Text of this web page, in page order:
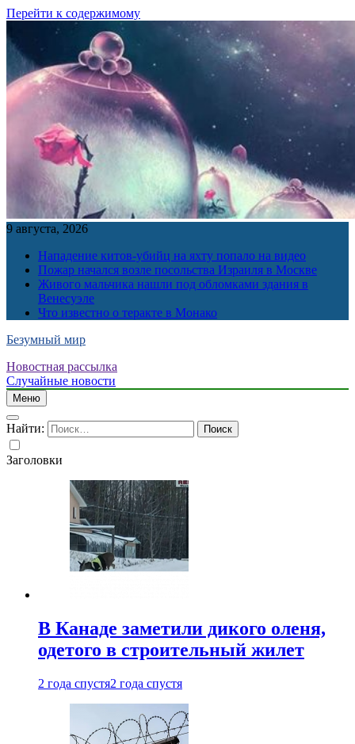
Перейти к содержимому
9 августа, 2026
Нападение китов-убийц на яхту попало на видео
Пожар начался возле посольства Израиля в Москве
Живого мальчика нашли под обломками здания в
Венесуэле
Что известно о теракте в Монако
Безумный мир
Новостная рассылка
Случайные новости
Меню
Найти:
Заголовки
В Канаде заметили дикого оленя,
одетого в строительный жилет
2 года спустя2 года спустя